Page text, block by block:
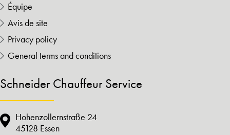
Équipe
Avis de site
Privacy policy
General terms and conditions
Schneider Chauffeur Service
Hohenzollernstraße 24
45128 Essen